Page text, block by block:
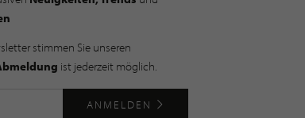
stimmen Sie unseren
ist jederzeit möglich.
ANMELDEN